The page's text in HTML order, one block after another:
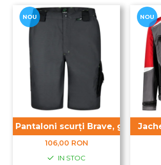
NOU
Pantaloni scurți Brave, gri
106,00 RON
IN STOC
NOU